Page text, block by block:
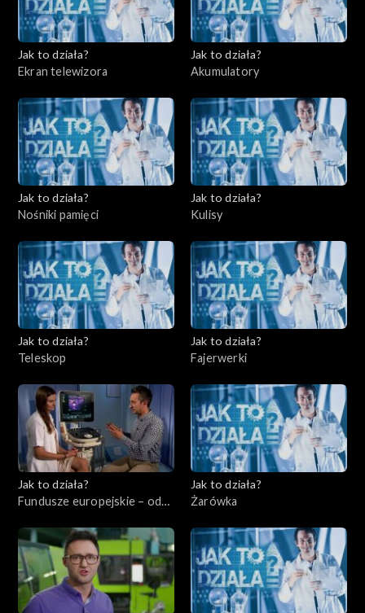
Jak to działa?
Ekran telewizora
Jak to działa?
Akumulatory
Jak to działa?
Nośniki pamięci
Jak to działa?
Kulisy
Jak to działa?
Teleskop
Jak to działa?
Fajerwerki
Jak to działa?
Fundusze europejskie – odc.
ochrona zdrowia
Jak to działa?
Żarówka